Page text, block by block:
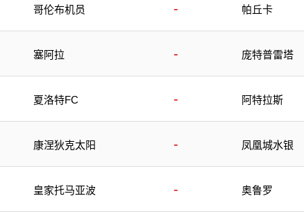
哥伦布机员 - 帕丘卡
塞阿拉 - 庞特普雷塔
夏洛特FC - 阿特拉斯
康涅狄克太阳 - 凤凰城水银
皇家托马亚波 - 奥鲁罗